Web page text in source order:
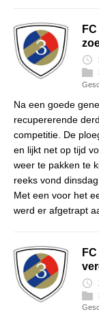
Na een goede
recupererende
competitie. De
en lijkt net op tijd
weer te pakken te
reeks vond
Met een voor het
werd er afgetrapt